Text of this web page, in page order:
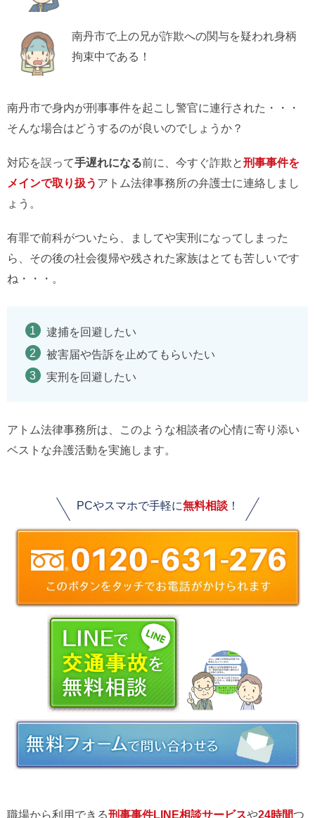
南丹市で上の兄が詐欺への関与を疑われ身柄
拘束中である！
南丹市で身内が刑事事件を起こし警官に連行された・・・
そんな場合はどうするのが良いのでしょうか？
対応を誤って手遅れになる前に、今すぐ詐欺と刑事事件を
メインで取り扱う アトム法律事務所の弁護士に連絡しまし
ょう。
有罪で前科がついたら、ましてや実刑になってしまった
ら、その後の社会復帰や残された家族はとても苦しいです
ね・・・。
逮捕を回避したい
被害届や告訴を止めてもらいたい
実刑を回避したい
アトム法律事務所は、このような相談者の心情に寄り添い
ベストな弁護活動を実施します。
PCやスマホで手軽に無料相談！
職場から利用できる刑事事件LINE相談サービスや24時間つ